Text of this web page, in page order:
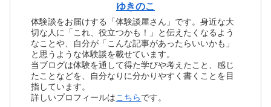
ゆきのこ
体験談をお届けする「体験談屋さん」です。身近な大
切な人に「これ、役立つかも！」と伝えたくなるよう
なことや、自分が「こんな記事があったらいいかも」
と思うような体験談を載せています。
当ブログは体験を通して得た学びや考えたこと、感じ
たことなどを、自分なりに分かりやすく書くことを目
指しています。
詳しいプロフィールはこちらです。